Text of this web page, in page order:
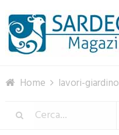
Home lavori-giardino